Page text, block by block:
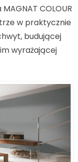
COLOUR
w praktycznie
budującej
wyrażającej